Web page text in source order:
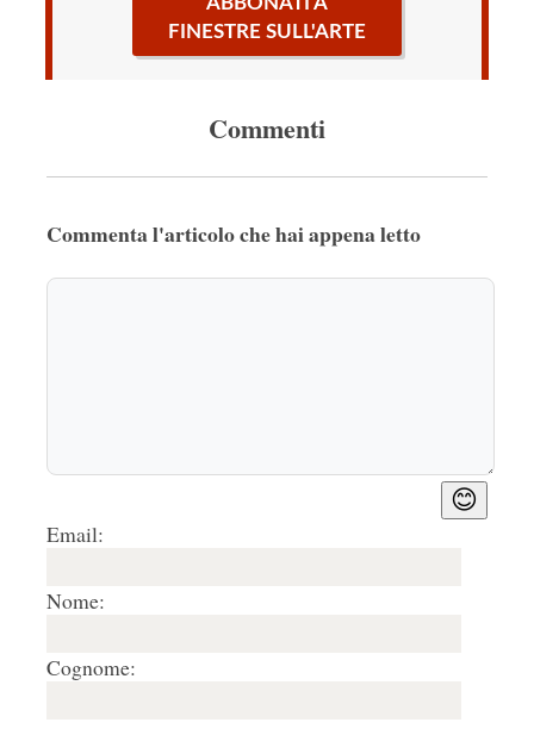
FINESTRE SULL'ARTE
Commenti
Commenta l'articolo che hai appena letto
😊
Email:
Nome:
Cognome: